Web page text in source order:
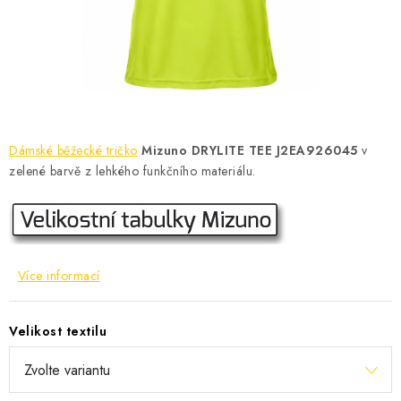
VÝŽIVA
MEGA SLEVY
NOVINKY
NOVINKY MIZUNO
NOVINKY INOV-8
Dámské běžecké tričko Mizuno DRYLITE TEE J2EA926045 v
zelené barvě z lehkého funkčního materiálu.
Více informací
Velikost textilu